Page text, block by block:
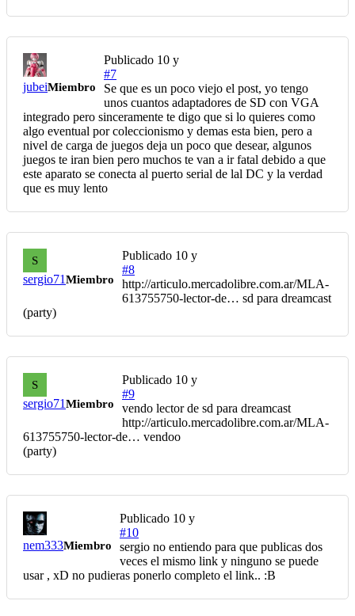
jubeiMiembro
Publicado 10 y
#7
Se que es un poco viejo el post, yo tengo
unos cuantos adaptadores de SD con VGA
integrado pero sinceramente te digo que si lo quieres como
algo eventual por coleccionismo y demas esta bien, pero a
nivel de carga de juegos deja un poco que desear, algunos
juegos te iran bien pero muchos te van a ir fatal debido a que
este aparato se conecta al puerto serial de lal DC y la verdad
que es muy lento
S
sergio71Miembro
Publicado 10 y
#8
http://articulo.mercadolibre.com.ar/MLA-
613755750-lector-de… sd para dreamcast
(party)
S
sergio71Miembro
Publicado 10 y
#9
vendo lector de sd para dreamcast
http://articulo.mercadolibre.com.ar/MLA-
613755750-lector-de… vendoo
(party)
nem333Miembro
Publicado 10 y
#10
sergio no entiendo para que publicas dos
veces el mismo link y ninguno se puede
usar , xD no pudieras ponerlo completo el link.. :B